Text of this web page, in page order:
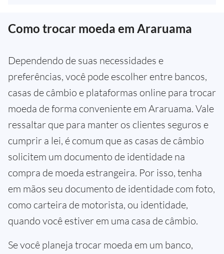
Como trocar moeda em Araruama
Dependendo de suas necessidades e
preferências, você pode escolher entre bancos,
casas de câmbio e plataformas online para trocar
moeda de forma conveniente em Araruama. Vale
ressaltar que para manter os clientes seguros e
cumprir a lei, é comum que as casas de câmbio
solicitem um documento de identidade na
compra de moeda estrangeira. Por isso, tenha
em mãos seu documento de identidade com foto,
como carteira de motorista, ou identidade,
quando você estiver em uma casa de câmbio.
Se você planeja trocar moeda em um banco,